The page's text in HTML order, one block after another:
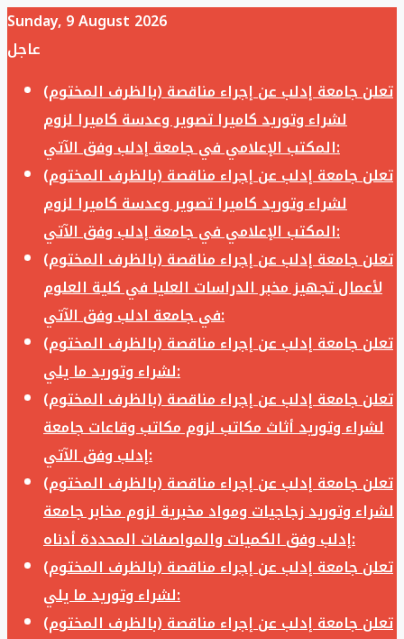
Sunday, 9 August 2026
عاجل
تعلن جامعة إدلب عن إجراء مناقصة (بالظرف المختوم)
لشراء وتوريد كاميرا تصوير وعدسة كاميرا لزوم
المكتب الإعلامي في جامعة إدلب وفق الآتي:
تعلن جامعة إدلب عن إجراء مناقصة (بالظرف المختوم)
لشراء وتوريد كاميرا تصوير وعدسة كاميرا لزوم
المكتب الإعلامي في جامعة إدلب وفق الآتي:
تعلن جامعة إدلب عن إجراء مناقصة (بالظرف المختوم)
لأعمال تجهيز مخبر الدراسات العليا في كلية العلوم
في جامعة ادلب وفق الآتي:
تعلن جامعة إدلب عن إجراء مناقصة (بالظرف المختوم)
لشراء وتوريد ما يلي:
تعلن جامعة إدلب عن إجراء مناقصة (بالظرف المختوم)
لشراء وتوريد أثاث مكاتب لزوم مكاتب وقاعات جامعة
إدلب وفق الآتي:
تعلن جامعة إدلب عن إجراء مناقصة (بالظرف المختوم)
لشراء وتوريد زجاجيات ومواد مخبرية لزوم مخابر جامعة
إدلب وفق الكميات والمواصفات المحددة أدناه:
تعلن جامعة إدلب عن إجراء مناقصة (بالظرف المختوم)
لشراء وتوريد ما يلي:
تعلن جامعة إدلب عن إجراء مناقصة (بالظرف المختوم)